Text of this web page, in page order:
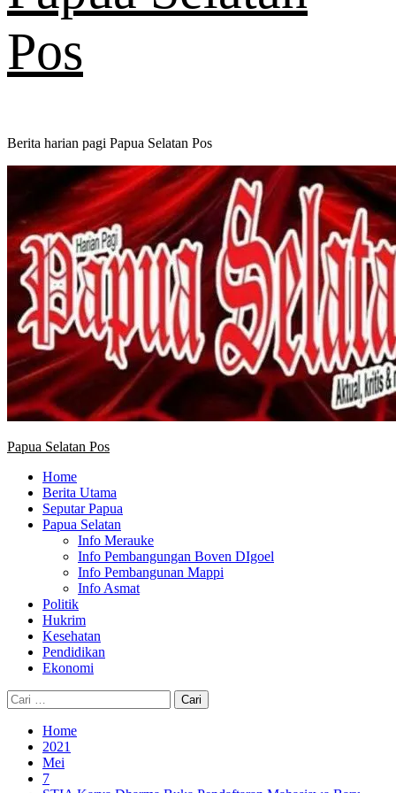
Pos
Berita harian pagi Papua Selatan Pos
Primary
Papua Selatan Pos
Home
Berita Utama
Seputar Papua
Papua Selatan
Info Merauke
Info Pembangungan Boven DIgoel
Info Pembangunan Mappi
Info Asmat
Politik
Hukrim
Kesehatan
Pendidikan
Ekonomi
Cari
untuk:
Home
2021
Mei
7